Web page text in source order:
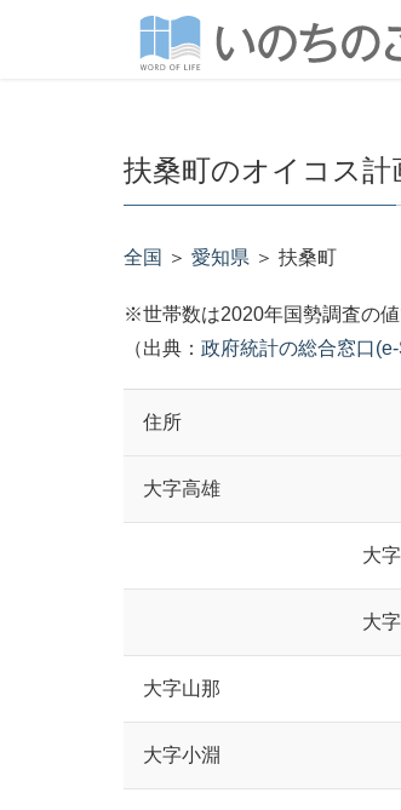
扶桑町のオイコス計
全国 ＞ 愛知県 ＞ 扶桑町
※世帯数は2020年国勢調査の値
（出典： 政府統計の総合窓口
住所
大字高雄
大
大
大字山那
大字小淵